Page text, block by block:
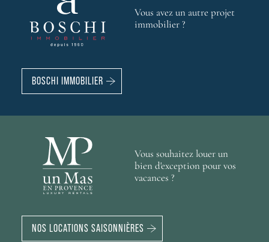
Vous avez un autre projet
immobilier ?
BOSCHI IMMOBILIER
Vous souhaitez louer un
bien d'exception pour vos
vacances ?
NOS LOCATIONS SAISONNIÈRES